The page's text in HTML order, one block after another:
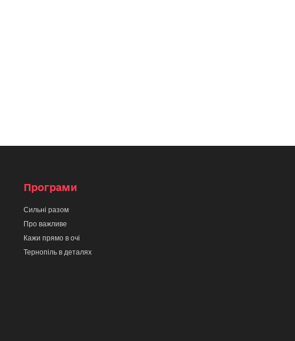
Програми
Сильні разом
Про важливе
Кажи прямо в очі
Тернопіль в деталях